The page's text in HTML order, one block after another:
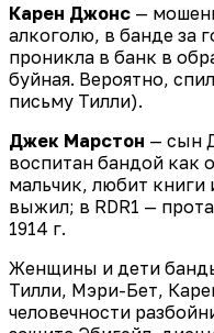
Карен Джонс —
алкоголю, в банде за
проникла в банк в
буйная. Вероятно,
письму Тилли).
Джек Марстон — сын
воспитан бандой
мальчик, любит книги
выжил; в RDR1 —
1914 г.
Женщины и дети
Тилли, Мэри-Бет,
человечности